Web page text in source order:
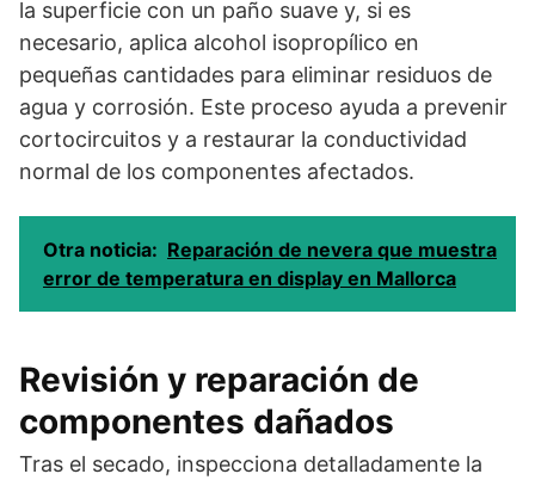
la superficie con un paño suave y, si es
necesario, aplica alcohol isopropílico en
pequeñas cantidades para eliminar residuos de
agua y corrosión. Este proceso ayuda a prevenir
cortocircuitos y a restaurar la conductividad
normal de los componentes afectados.
Otra noticia: Reparación de nevera que muestra
error de temperatura en display en Mallorca
Revisión y reparación de
componentes dañados
Tras el secado, inspecciona detalladamente la